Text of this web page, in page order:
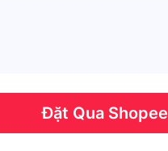
Đặt Qua Shopee